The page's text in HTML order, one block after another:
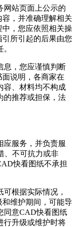
网站页面上公示的
，并准确理解相关
，您应依照相关操
所引起的后果由您
息，您应谨慎判断
说明，各商家在
容、材料均不构成
的推荐或担保，法
应服务，并负责服
、不可抗力或非
快看图纸不承担
可根据实际情况，
维护期间，可能导
同意CAD快看图纸
行升级或维护时将